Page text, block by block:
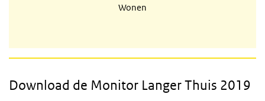
Wonen
Download de Monitor Langer Thuis 2019